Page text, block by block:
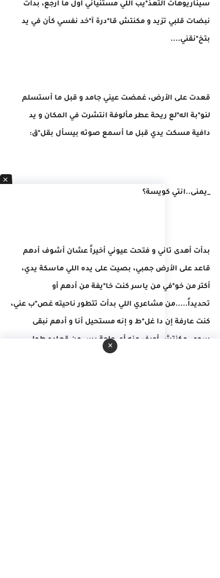
سيناريوهات التعذ*يب اللي مستنياني أول ما أرجع، بدأت
نبضات قلبي تزيد و مكنتش قا*درة آ*خد نفسي كأن في يد
بتخ*نقني....
قعدت على الأرض، غمضت عيني جامد و قبل ما أستسلم
لنو*بة اله*لع ريحة عطر مألوفة انتشرت في المكان و يد
دافية مسكت يدي قبل ما أسمع صوته بيسأل بقل*ق:
_يمنى..انتي كويسة؟
بدأت أهدى تاني و فتحت عيوني أخيراً عشان أشوف أدهم
قاعد على الأرض جمبي، بصيت على يده اللي ماسكة يدي،
أكتر من خو*في من ياسر كنت خا*يفة من أدهم أو
تحديداً.....من مشاعري اللي بدأت تتطور ناحيته غص*ب عني،
كنت عارفة إن دا غل*ط و إنه مستحيل أنا و أدهم نبقى
سوى، مكنتش أعرف عنه أي حاجة بس من قعاده طول
×